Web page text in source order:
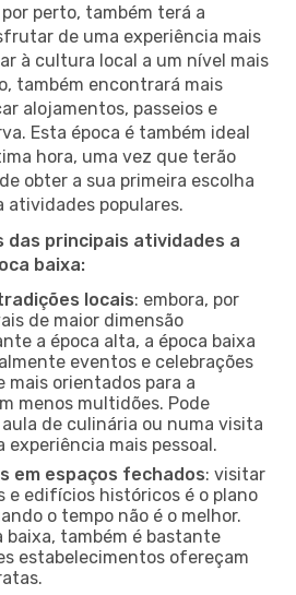
perto, também terá a
de uma experiência mais
à cultura local a um nível mais
também encontrará mais
alojamentos, passeios e
Esta época é também ideal
hora, uma vez que terão
obter a sua primeira escolha
atividades populares.
das principais atividades a
baixa:
locais: embora, por
de maior dimensão
a época alta, a época baixa
eventos e celebrações
mais orientados para a
menos multidões. Pode
de culinária ou numa visita
experiência mais pessoal.
em espaços fechados: visitar
e edifícios históricos é o plano
o tempo não é o melhor.
baixa, também é bastante
estabelecimentos ofereçam